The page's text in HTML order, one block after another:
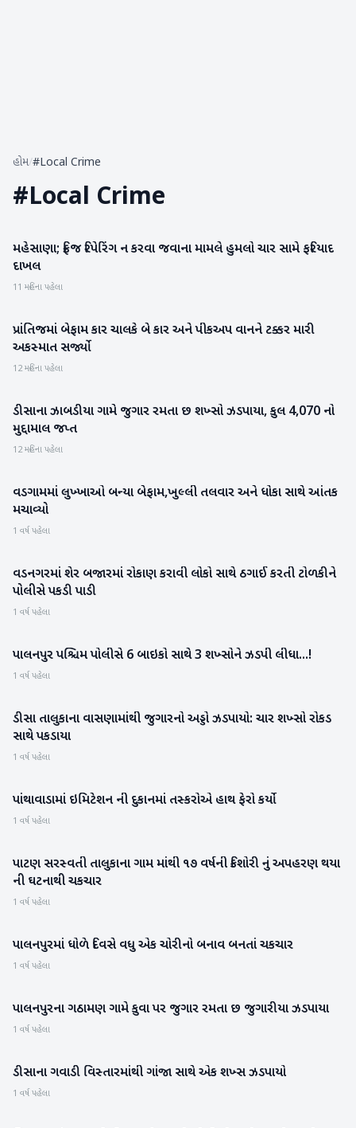
હોમ/#Local Crime
#Local Crime
મહેસાણા
મહેસાણા; ફ્રિજ રિપેરિંગ ન કરવા જવાના મામલે હુમલો ચાર સામે ફરિયાદ
દાખલ
11 મહિના પહેલા
સાબરકાંઠા
પ્રાંતિજમાં બેફામ કાર ચાલકે બે કાર અને પીકઅપ વાનને ટક્કર મારી
અકસ્માત સર્જ્યો
12 મહિના પહેલા
બનાસકાંઠા
ડીસાના ઝાબડીયા ગામે જુગાર રમતા છ શખ્સો ઝડપાયા, કુલ 4,070 નો
મુદ્દામાલ જપ્ત
12 મહિના પહેલા
બનાસકાંઠા
વડગામમાં લુખ્ખાઓ બન્યા બેફામ,ખુલ્લી તલવાર અને ધોકા સાથે આંતક
મચાવ્યો
1 વર્ષ પહેલા
મહેસાણા
વડનગરમાં શેર બજારમાં રોકાણ કરાવી લોકો સાથે ઠગાઈ કરતી ટોળકીને
પોલીસે પકડી પાડી
1 વર્ષ પહેલા
બનાસકાંઠા
પાલનપુર પશ્ચિમ પોલીસે 6 બાઇકો સાથે 3 શખ્સોને ઝડપી લીધા...!
1 વર્ષ પહેલા
બનાસકાંઠા
ડીસા તાલુકાના વાસણામાંથી જુગારનો અડ્ડો ઝડપાયો: ચાર શખ્સો રોકડ
સાથે પકડાયા
1 વર્ષ પહેલા
બનાસકાંઠા
પાંથાવાડામાં ઇમિટેશન ની દુકાનમાં તસ્કરોએ હાથ ફેરો કર્યો
1 વર્ષ પહેલા
પાટણ
પાટણ સરસ્વતી તાલુકાના ગામ માંથી ૧૭ વર્ષની કિશોરી નું અપહરણ થયા
ની ઘટનાથી ચકચાર
1 વર્ષ પહેલા
બનાસકાંઠા
પાલનપુરમાં ધોળે દિવસે વધુ એક ચોરીનો બનાવ બનતાં ચકચાર
1 વર્ષ પહેલા
બનાસકાંઠા
પાલનપુરના ગઠામણ ગામે કુવા પર જુગાર રમતા છ જુગારીયા ઝડપાયા
1 વર્ષ પહેલા
બનાસકાંઠા
ડીસાના ગવાડી વિસ્તારમાંથી ગાંજા સાથે એક શખ્સ ઝડપાયો
1 વર્ષ પહેલા